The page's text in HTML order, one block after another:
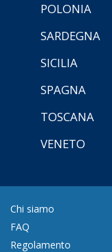
POLONIA
SARDEGNA
SICILIA
SPAGNA
TOSCANA
VENETO
Chi siamo
FAQ
Regolamento